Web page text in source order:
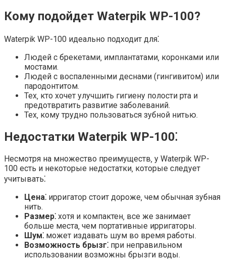
Кому подойдет Waterpik WP-100?
Waterpik WP-100 идеально подходит для⁚
Людей с брекетами‚ имплантатами‚ коронками или
мостами.
Людей с воспаленными деснами (гингивитом) или
пародонтитом.
Тех‚ кто хочет улучшить гигиену полости рта и
предотвратить развитие заболеваний.
Тех‚ кому трудно пользоваться зубной нитью.
Недостатки Waterpik WP-100⁚
Несмотря на множество преимуществ‚ у Waterpik WP-
100 есть и некоторые недостатки‚ которые следует
учитывать⁚
Цена⁚ ирригатор стоит дороже‚ чем обычная зубная
нить.
Размер⁚ хотя и компактен‚ все же занимает
больше места‚ чем портативные ирригаторы.
Шум⁚ может издавать шум во время работы.
Возможность брызг⁚ при неправильном
использовании возможны брызги воды.